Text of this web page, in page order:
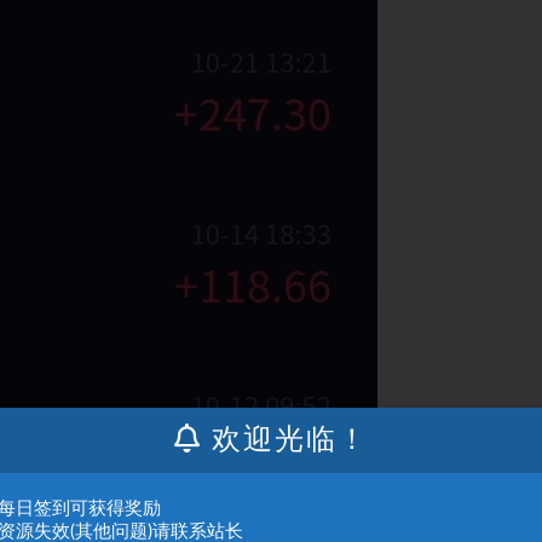
欢迎光临！
日签到可获得奖励
源失效(其他问题)请联系站长